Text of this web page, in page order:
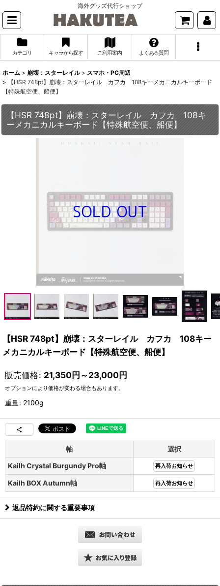
海外グッズ代行ショップ
カテゴリ キャラから探す ご利用案内 よくある質問
ホーム > 崩壊：スターレイル > スマホ・PC周辺
>
【HSR 748pt】崩壊：スターレイル カフカ 108キーメカニカルキーボード
【特殊航空便、船便】
【HSR 748pt】崩壊：スターレイル カフカ 108キ
ーメカニカルキーボード【特殊航空便、船便】
【HSR 748pt】崩壊：スターレイル カフカ 108キー
メカニカルキーボード【特殊航空便、船便】
販売価格: 21,350円～23,000円
オプションにより価格が変わる場合もあります。
重量: 2100g
軸
選択
Kailh Crystal Burgundy Pro軸
再入荷お知らせ
Kailh BOX Autumn軸 再入荷お知らせ
返品特約に関する重要事項